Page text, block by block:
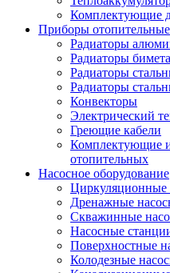
Комплектующие
Приборы отопительные
Радиаторы
Радиаторы
Радиаторы
Радиаторы
Конвекторы
Электрический
Греющие кабели
Комплектующие и
отопительных
Насосное оборудование
Циркуляционные
Дренажные
Скважинные
Насосные
Поверхностные
Колодезные